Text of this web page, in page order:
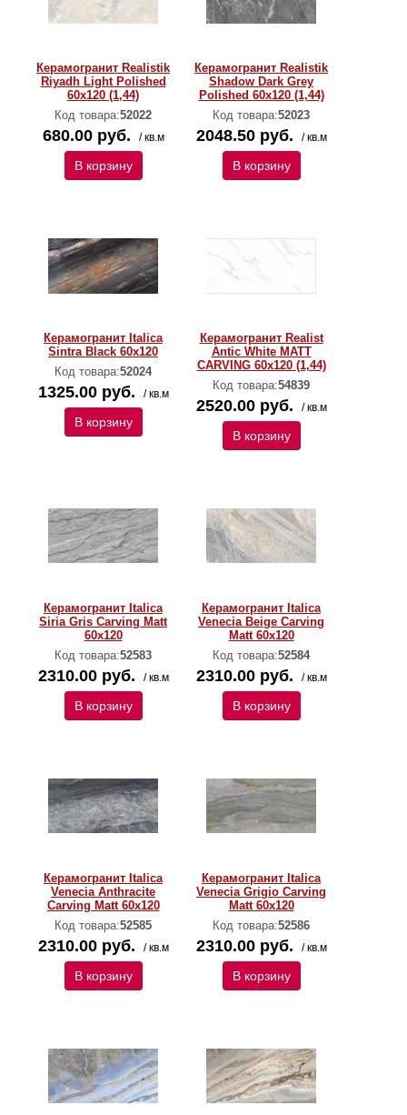
Керамогранит Realistik
Riyadh Light Polished
60x120 (1,44)
Код товара:52022
680.00 руб. / кв.м
В корзину
Керамогранит Realistik
Shadow Dark Grey
Polished 60x120 (1,44)
Код товара:52023
2048.50 руб. / кв.м
В корзину
Керамогранит Italica
Sintra Black 60x120
Код товара:52024
1325.00 руб. / кв.м
В корзину
Керамогранит Realist
Antic White MATT
CARVING 60x120 (1,44)
Код товара:54839
2520.00 руб. / кв.м
В корзину
Керамогранит Italica
Siria Gris Carving Matt
60x120
Код товара:52583
2310.00 руб. / кв.м
В корзину
Керамогранит Italica
Venecia Beige Carving
Matt 60x120
Код товара:52584
2310.00 руб. / кв.м
В корзину
Керамогранит Italica
Venecia Anthracite
Carving Matt 60x120
Код товара:52585
2310.00 руб. / кв.м
В корзину
Керамогранит Italica
Venecia Grigio Carving
Matt 60x120
Код товара:52586
2310.00 руб. / кв.м
В корзину